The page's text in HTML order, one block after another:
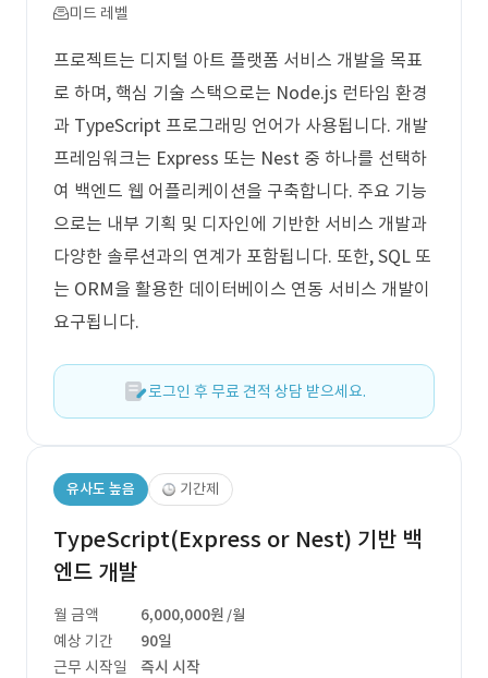
미드 레벨
프로젝트는 디지털 아트 플랫폼 서비스 개발을 목표
로 하며, 핵심 기술 스택으로는 Node.js 런타임 환경
과 TypeScript 프로그래밍 언어가 사용됩니다. 개발
프레임워크는 Express 또는 Nest 중 하나를 선택하
여 백엔드 웹 어플리케이션을 구축합니다. 주요 기능
으로는 내부 기획 및 디자인에 기반한 서비스 개발과
다양한 솔루션과의 연계가 포함됩니다. 또한, SQL 또
는 ORM을 활용한 데이터베이스 연동 서비스 개발이
요구됩니다.
로그인 후 무료 견적 상담 받으세요.
유사도 높음 기간제
TypeScript(Express or Nest) 기반 백
엔드 개발
월 금액 6,000,000원 /월
예상 기간
90일
근무 시작일
즉시 시작